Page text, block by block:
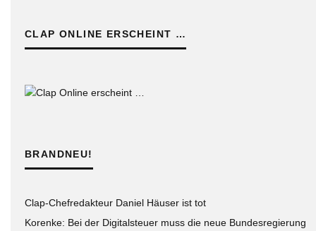
CLAP ONLINE ERSCHEINT …
BRANDNEU!
Clap-Chefredakteur Daniel Häuser ist tot
Korenke: Bei der Digitalsteuer muss die neue Bundesregierung